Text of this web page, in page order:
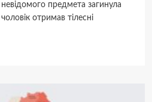
предмета загинула
отримав тілесні